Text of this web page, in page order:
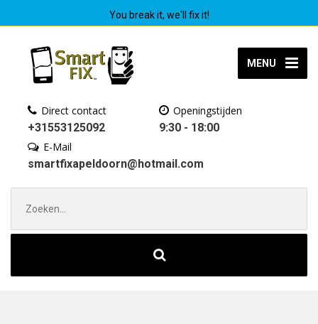
You break it, we'll fix it!
MENU
Direct contact
+31553125092
Openingstijden
9:30 - 18:00
E-Mail
smartfixapeldoorn@hotmail.com
naar: